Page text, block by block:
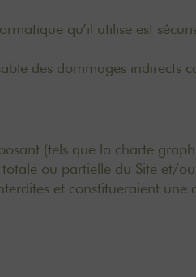
qu’il utilise est
des dommages indirects
(tels que la charte
ou partielle du Site et/
et constitueraient